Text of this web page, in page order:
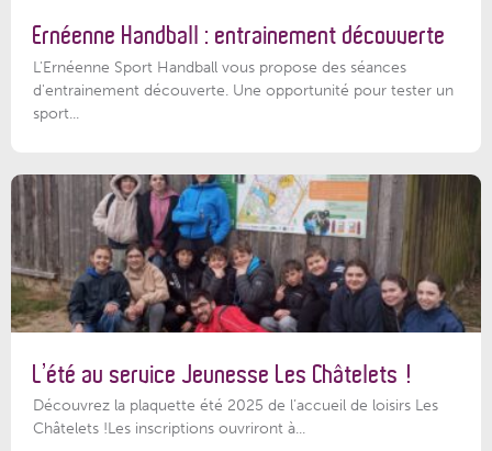
Ernéenne Handball : entrainement découverte
L'Ernéenne Sport Handball vous propose des séances
d'entrainement découverte. Une opportunité pour tester un
sport...
L’été au service Jeunesse Les Châtelets !
Découvrez la plaquette été 2025 de l’accueil de loisirs Les
Châtelets !Les inscriptions ouvriront à...